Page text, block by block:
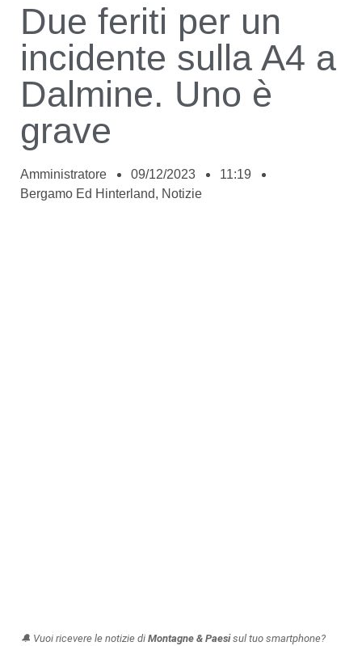
Due feriti per un
incidente sulla A4 a
Dalmine. Uno è
grave
Amministratore 09/12/2023
11:19
Bergamo Ed Hinterland, Notizie
🔔 Vuoi ricevere le notizie di Montagne & Paesisul tuo smartphone?